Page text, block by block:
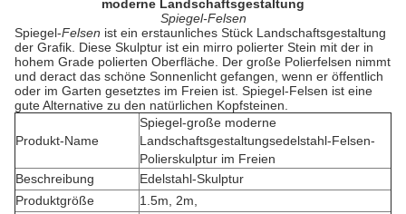
moderne Landschaftsgestaltung
Spiegel-Felsen
Spiegel-Felsen ist ein erstaunliches Stück Landschaftsgestaltung
der Grafik. Diese Skulptur ist ein mirro polierter Stein mit der in
hohem Grade polierten Oberfläche. Der große Polierfelsen nimmt
und deract das schöne Sonnenlicht gefangen, wenn er öffentlich
oder im Garten gesetztes im Freien ist. Spiegel-Felsen ist eine
gute Alternative zu den natürlichen Kopfsteinen.
Produkt-Name
Spiegel-große moderne
Landschaftsgestaltungsedelstahl-Felsen-
Polierskulptur im Freien
Beschreibung
Edelstahl-Skulptur
Produktgröße
1.5m, 2m,